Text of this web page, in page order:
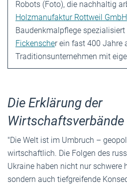
Robots (Foto), die nachhaltig
Holzmanufaktur Rottweil GmbH
Baudenkmalpflege
Fickenscher ein fast 400 Jahre
Traditionsunternehmen mit
Die Erklärung der
"Die Welt ist im Umbruch –
wirtschaftlich. Die Folgen des
Ukraine haben nicht nur schwere
sondern auch tiefgreifende